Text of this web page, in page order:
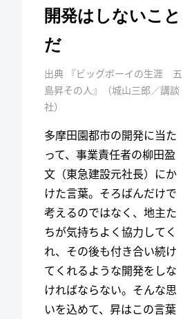
開発はしないこと
だ
出典 『ビッグボーイの生涯 五
島昇その人』（城山三郎／講談
社）
多摩田園都市の開発に当た
って、事業責任者の柳田盈
文（東急建設元社長）にか
けた言葉。そろばんだけで
考えるのではなく、地主た
ちが気持ちよく協力してく
れ、その後も付き合い続け
てくれるような開発をしな
ければならない。そんな思
いを込めて、昇はこの言葉